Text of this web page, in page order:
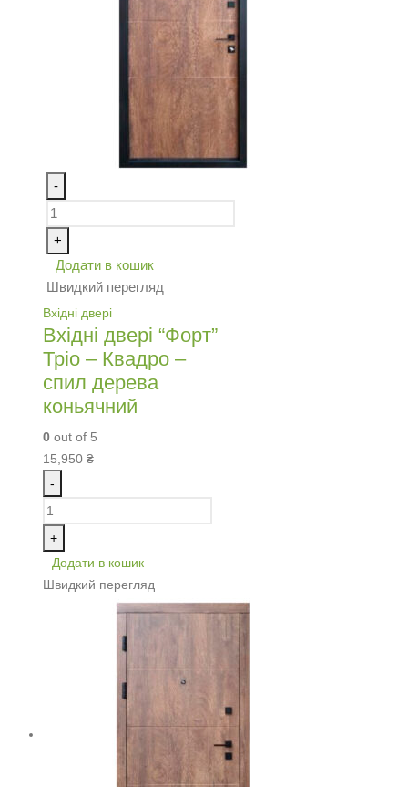
-
+
Додати в кошик
Швидкий перегляд
Вхідні двері
Вхідні двері “Форт”
Тріо – Квадро –
спил дерева
коньячний
0 out of 5
15,950 ₴
-
+
Додати в кошик
Швидкий перегляд